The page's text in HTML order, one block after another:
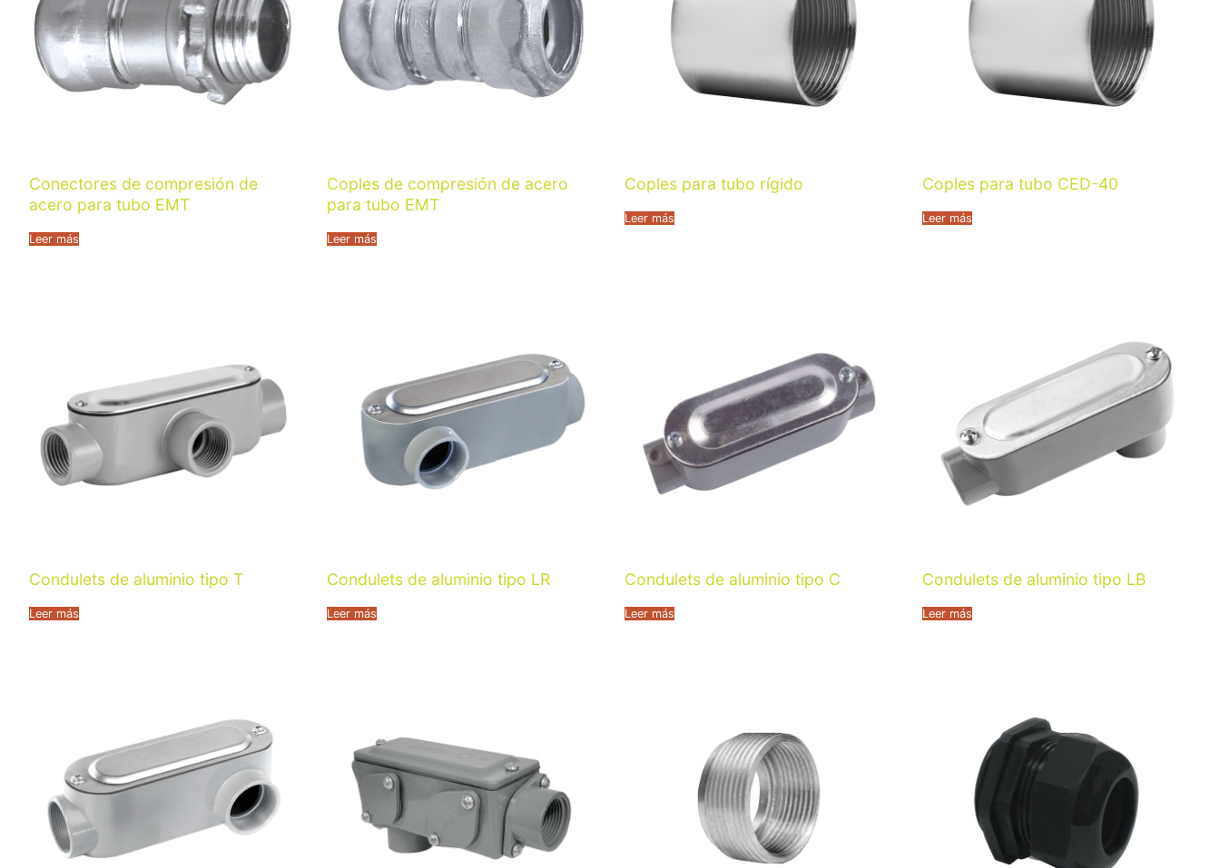
Conectores de compresión de
acero para tubo EMT
Leer más
Coples de compresión de acero
para tubo EMT
Leer más
Coples para tubo rígido
Leer más
Coples para tubo CED-40
Leer más
Condulets de aluminio tipo T
Leer más
Condulets de aluminio tipo LR
Leer más
Condulets de aluminio tipo C
Leer más
Condulets de aluminio tipo LB
Leer más